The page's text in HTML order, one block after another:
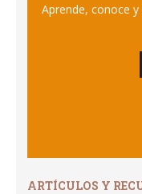
Aprende, conoce
ARTÍCULOS Y